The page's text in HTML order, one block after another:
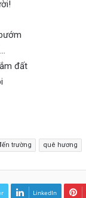
đất
trường quê hương
LinkedIn